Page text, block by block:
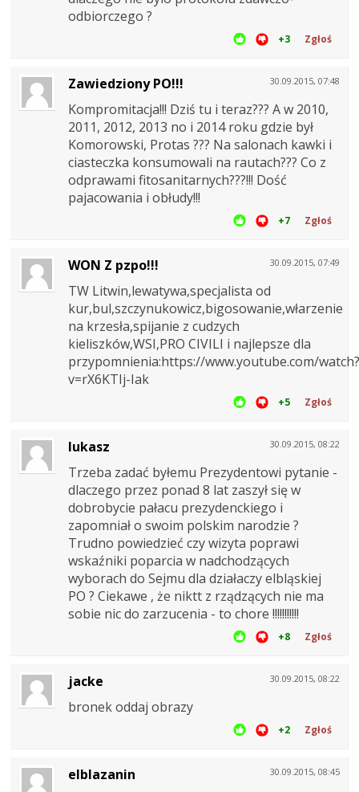
odbiorczego ?
+3 Zgłoś
30.09.2015, 07:48
Zawiedziony PO!!!
Kompromitacja!!! Dziś tu i teraz??? A w 2010,
2011, 2012, 2013 no i 2014 roku gdzie był
Komorowski, Protas ??? Na salonach kawki i
ciasteczka konsumowali na rautach??? Co z
odprawami fitosanitarnych???!!! Dość
pajacowania i obłudy!!!
+7 Zgłoś
30.09.2015, 07:49
WON Z pzpo!!!
TW Litwin,lewatywa,specjalista od
kur,bul,szczynukowicz,bigosowanie,włarzenie
na krzesła,spijanie z cudzych
kieliszków,WSI,PRO CIVILI i najlepsze dla
przypomnienia:https://www.youtube.com/watch?
v=rX6KTIj-Iak
+5 Zgłoś
30.09.2015, 08:22
lukasz
Trzeba zadać byłemu Prezydentowi pytanie -
dlaczego przez ponad 8 lat zaszył się w
dobrobycie pałacu prezydenckiego i
zapomniał o swoim polskim narodzie ?
Trudno powiedzieć czy wizyta poprawi
wskaźniki poparcia w nadchodzących
wyborach do Sejmu dla działaczy elbląskiej
PO ? Ciekawe , że niktt z rządzących nie ma
sobie nic do zarzucenia - to chore !!!!!!!!!!!
+8 Zgłoś
30.09.2015, 08:22
jacke
bronek oddaj obrazy
+2 Zgłoś
30.09.2015, 08:45
elblazanin